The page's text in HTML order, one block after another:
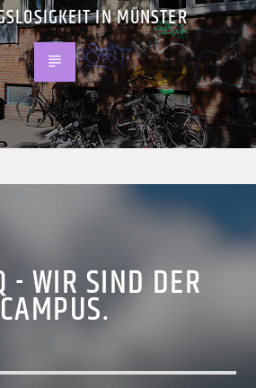
IN MÜNSTER
- WIR SIND DER
CAMPUS.